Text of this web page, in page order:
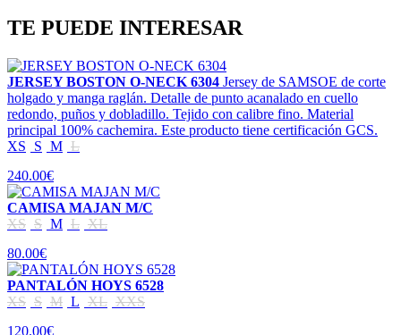
TE PUEDE INTERESAR
JERSEY BOSTON O-NECK 6304 Jersey de SAMSOE de corte
holgado y manga raglán. Detalle de punto acanalado en cuello
redondo, puños y dobladillo. Tejido con calibre fino. Material
principal 100% cachemira. Este producto tiene certificación GCS.
XS
S M L
240.00€
CAMISA MAJAN M/C
XS S M L XL
80.00€
PANTALÓN HOYS 6528
XS S M L XL XXS
120.00€